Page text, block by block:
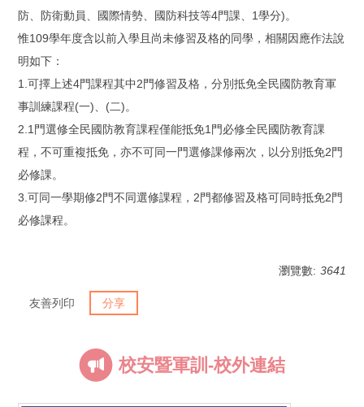
防、防衛動員、國際情勢、國防科技等4門課、1學分)。
惟109學年度含以前入學且尚未修習及格的同學，相關因應作法說
明如下：
1.可擇上述4門課程其中2門修習及格，分別抵免全民國防教育軍
事訓練課程(一)、(二)。
2.1門選修全民國防教育課程僅能抵免1門必修全民國防教育課
程，不可重複抵免，亦不可同一門選修課修兩次，以分別抵免2門
必修課。
3.可同一學期修2門不同選修課程，2門都修習及格可同時抵免2門
必修課程。
瀏覽數: 3641
友善列印 分享
校安暨軍訓-校外連結